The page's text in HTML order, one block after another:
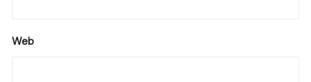
Web